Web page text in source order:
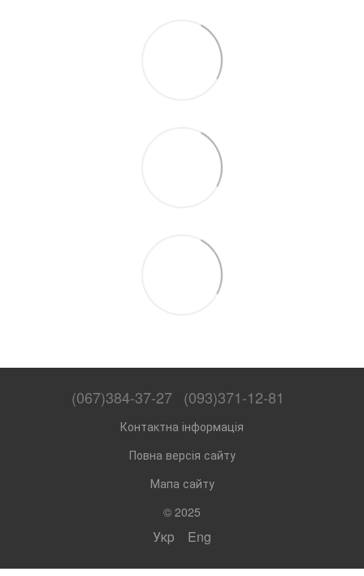
(067)384-37-27 (093)371-12-81
Контактна інформація
Повна версія сайту
Мапа сайту
© 2025
Укр Eng